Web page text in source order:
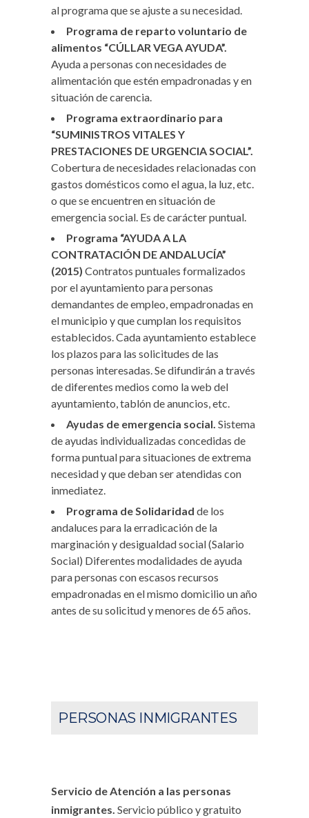
al programa que se ajuste a su necesidad.
Programa de reparto voluntario de
alimentos “CÚLLAR VEGA AYUDA”.
Ayuda a personas con necesidades de
alimentación que estén empadronadas y en
situación de carencia.
Programa extraordinario para
“SUMINISTROS VITALES Y
PRESTACIONES DE URGENCIA SOCIAL”.
Cobertura de necesidades relacionadas con
gastos domésticos como el agua, la luz, etc.
o que se encuentren en situación de
emergencia social. Es de carácter puntual.
Programa “AYUDA A LA
CONTRATACIÓN DE ANDALUCÍA”
(2015) Contratos puntuales formalizados
por el ayuntamiento para personas
demandantes de empleo, empadronadas en
el municipio y que cumplan los requisitos
establecidos. Cada ayuntamiento establece
los plazos para las solicitudes de las
personas interesadas. Se difundirán a través
de diferentes medios como la web del
ayuntamiento, tablón de anuncios, etc.
Ayudas de emergencia social. Sistema
de ayudas individualizadas concedidas de
forma puntual para situaciones de extrema
necesidad y que deban ser atendidas con
inmediatez.
Programa de Solidaridad de los
andaluces para la erradicación de la
marginación y desigualdad social (Salario
Social) Diferentes modalidades de ayuda
para personas con escasos recursos
empadronadas en el mismo domicilio un año
antes de su solicitud y menores de 65 años.
PERSONAS INMIGRANTES
Servicio de Atención a las personas
inmigrantes. Servicio público y gratuito